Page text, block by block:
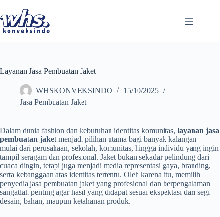
content
Layanan Jasa Pembuatan Jaket
WHSKONVEKSINDO
15/10/2025
Jasa Pembuatan Jaket
Dalam dunia fashion dan kebutuhan identitas komunitas, layanan jasa
pembuatan jaket menjadi pilihan utama bagi banyak kalangan —
mulai dari perusahaan, sekolah, komunitas, hingga individu yang ingin
tampil seragam dan profesional. Jaket bukan sekadar pelindung dari
cuaca dingin, tetapi juga menjadi media representasi gaya, branding,
serta kebanggaan atas identitas tertentu. Oleh karena itu, memilih
penyedia jasa pembuatan jaket yang profesional dan berpengalaman
sangatlah penting agar hasil yang didapat sesuai ekspektasi dari segi
desain, bahan, maupun ketahanan produk.